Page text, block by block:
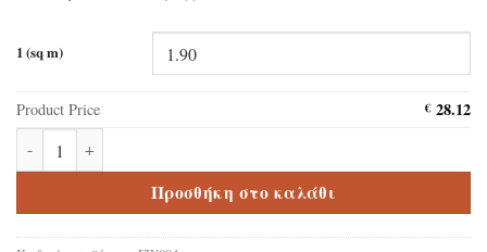
1 (sq m)
Product Price €28.12
Προσθήκη στο καλάθι